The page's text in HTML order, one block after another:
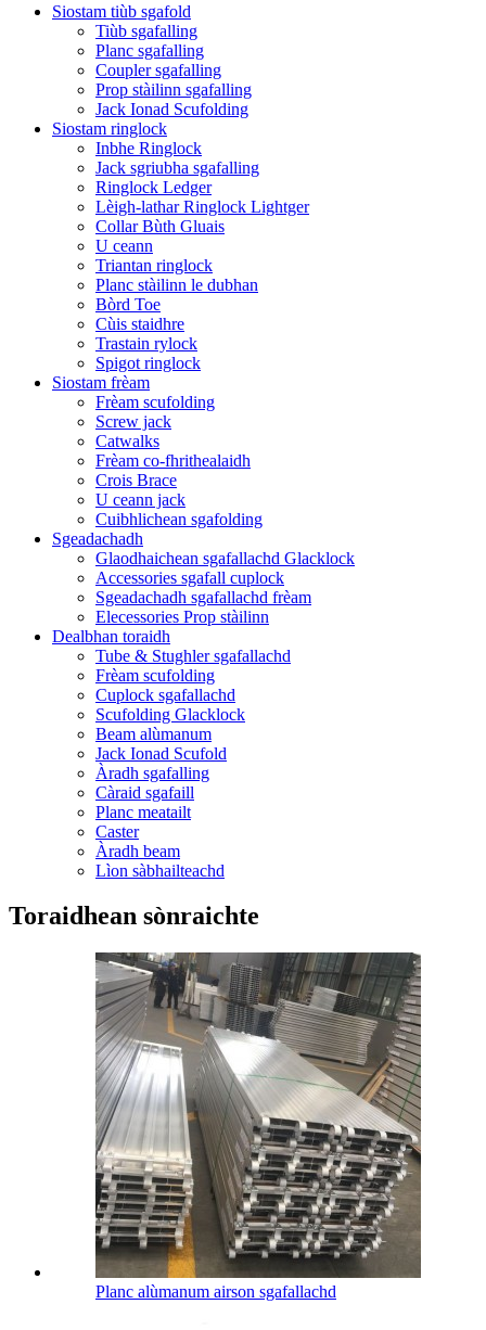
Siostam tiùb sgafold
Tiùb sgafalling
Planc sgafalling
Coupler sgafalling
Prop stàilinn sgafalling
Jack Ionad Scufolding
Siostam ringlock
Inbhe Ringlock
Jack sgriubha sgafalling
Ringlock Ledger
Lèigh-lathar Ringlock Lightger
Collar Bùth Gluais
U ceann
Triantan ringlock
Planc stàilinn le dubhan
Bòrd Toe
Cùis staidhre
Trastain rylock
Spigot ringlock
Siostam frèam
Frèam scufolding
Screw jack
Catwalks
Frèam co-fhrithealaidh
Crois Brace
U ceann jack
Cuibhlichean sgafolding
Sgeadachadh
Glaodhaichean sgafallachd Glacklock
Accessories sgafall cuplock
Sgeadachadh sgafallachd frèam
Elecessories Prop stàilinn
Dealbhan toraidh
Tube & Stughler sgafallachd
Frèam scufolding
Cuplock sgafallachd
Scufolding Glacklock
Beam alùmanum
Jack Ionad Scufold
Àradh sgafalling
Càraid sgafaill
Planc meatailt
Caster
Àradh beam
Lìon sàbhailteachd
Toraidhean sònraichte
Planc alùmanum airson sgafallachd